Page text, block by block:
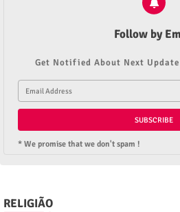
Follow by
Get Notified About Next
* We promise that we don't spam !
RELIGIÃO